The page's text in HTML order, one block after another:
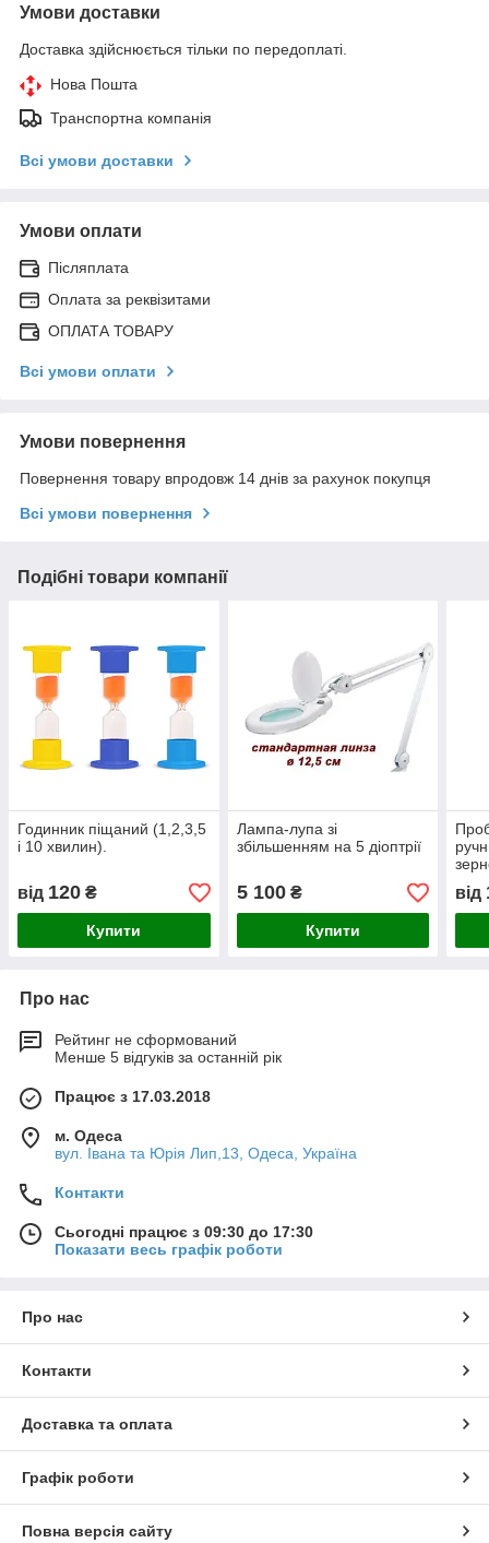
Умови доставки
Доставка здійснюється тільки по передоплаті.
Нова Пошта
Транспортна компанія
Всі умови доставки
Умови оплати
Післяплата
Оплата за реквізитами
ОПЛАТА ТОВАРУ
Всі умови оплати
Умови повернення
Повернення товару впродовж 14 днів за рахунок покупця
Всі умови повернення
Подібні товари компанії
Годинник піщаний (1,2,3,5
і 10 хвилин).
від 120 ₴
Купити
Лампа-лупа зі
збільшенням на 5 діоптрії
5 100₴
Купити
від
Про нас
Рейтинг не сформований
Менше 5 відгуків за останній рік
Працює з 17.03.2018
м. Одеса
вул. Івана та Юрія Лип,13, Одеса, Україна
Контакти
Сьогодні працює з 09:30 до 17:30
Показати весь графік роботи
Про нас
Контакти
Доставка та оплата
Графік роботи
Повна версія сайту